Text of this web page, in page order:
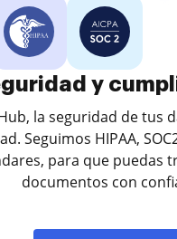
y
la seguridad de tus
Seguimos HIPAA,
para que puedas
documentos con